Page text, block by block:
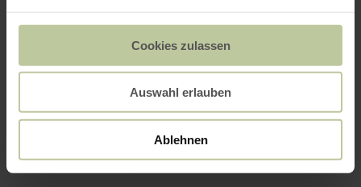
Cookies zulassen
Auswahl erlauben
Ablehnen